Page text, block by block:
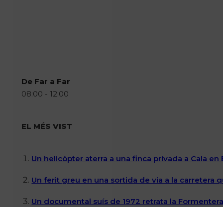
De Far a Far
08:00 - 12:00
EL MÉS VIST
Un helicòpter aterra a una finca privada a Cala
Un ferit greu en una sortida de via a la carretera
Un documental suís de 1972 retrata la